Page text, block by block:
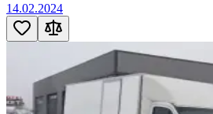
14.02.2024